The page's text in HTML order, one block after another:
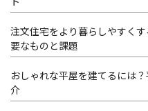
注文住宅をより暮らしやすく
要なものと課題
おしゃれな平屋を建てるには
介